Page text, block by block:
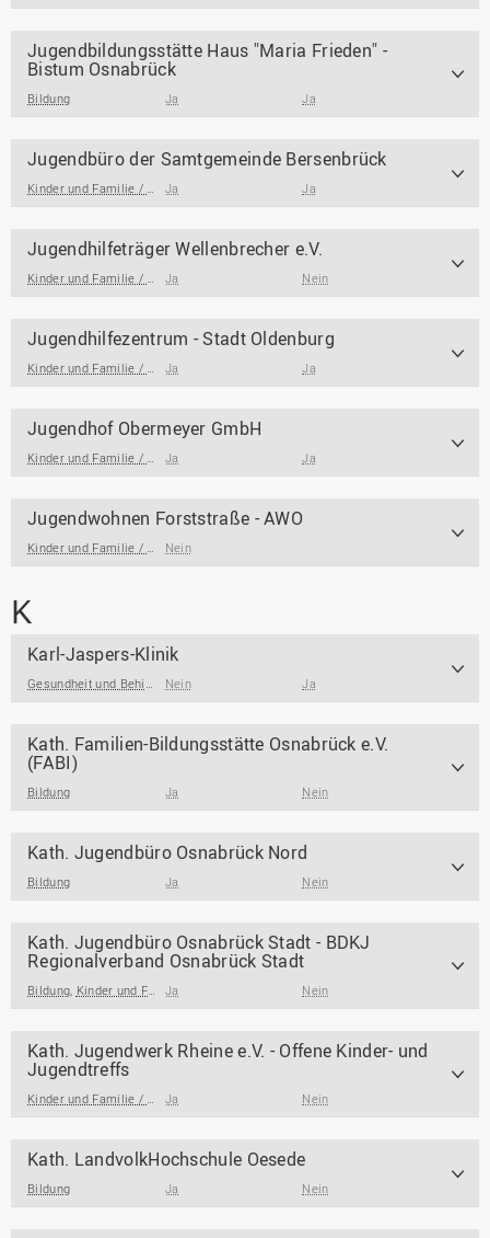
Jugendbildungsstätte Haus "Maria Frieden" -
Bistum Osnabrück
Bildung Ja Ja
Jugendbüro der Samtgemeinde Bersenbrück
Kinder und Familie / Jugendarbeit / Jugendsozialarbeit Ja Ja
Jugendhilfeträger Wellenbrecher e.V.
Kinder und Familie / Jugendarbeit / Jugendsozialarbeit Ja Nein
Jugendhilfezentrum - Stadt Oldenburg
Kinder und Familie / Jugendarbeit / Jugendsozialarbeit Ja Ja
Jugendhof Obermeyer GmbH
Kinder und Familie / Jugendarbeit / Jugendsozialarbeit Ja Ja
Jugendwohnen Forststraße - AWO
Kinder und Familie / Jugendarbeit / Jugendsozialarbeit Nein
K
Karl-Jaspers-Klinik
Gesundheit und Behinderung Nein Ja
Kath. Familien-Bildungsstätte Osnabrück e.V.
(FABI)
Bildung Ja Nein
Kath. Jugendbüro Osnabrück Nord
Bildung Ja Nein
Kath. Jugendbüro Osnabrück Stadt - BDKJ
Regionalverband Osnabrück Stadt
Bildung, Kinder und Familie / Jugendarbeit / Jugendsozialarbeit Ja Nein
Kath. Jugendwerk Rheine e.V. - Offene Kinder- und
Jugendtreffs
Kinder und Familie / Jugendarbeit / Jugendsozialarbeit Ja Nein
Kath. LandvolkHochschule Oesede
Bildung Ja Nein